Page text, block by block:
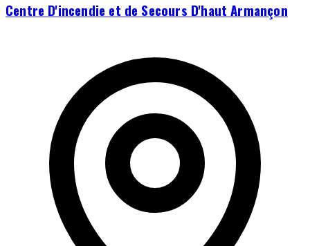
Centre D'incendie et de Secours D'haut Armançon